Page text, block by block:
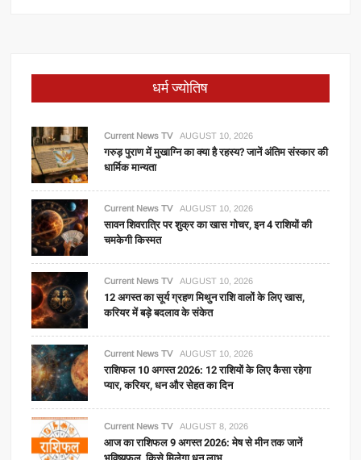
धर्म ज्योतिष
Current News TV AUGUST 10, 2026
गरुड़ पुराण में मुखाग्नि का क्या है रहस्य? जानें अंतिम संस्कार की
धार्मिक मान्यता
Current News TV AUGUST 10, 2026
सावन शिवरात्रि पर शुक्र का खास गोचर, इन 4 राशियों की
चमकेगी किस्मत
Current News TV AUGUST 10, 2026
12 अगस्त का सूर्य ग्रहण मिथुन राशि वालों के लिए खास,
करियर में बड़े बदलाव के संकेत
Current News TV AUGUST 10, 2026
राशिफल 10 अगस्त 2026: 12 राशियों के लिए कैसा रहेगा
प्यार, करियर, धन और सेहत का दिन
Current News TV AUGUST 8, 2026
आज का राशिफल 9 अगस्त 2026: मेष से मीन तक जानें